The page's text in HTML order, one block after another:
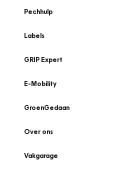
Pechhulp
Labels
GRIP Expert
E-Mobility
GroenGedaan
Over ons
Vakgarage